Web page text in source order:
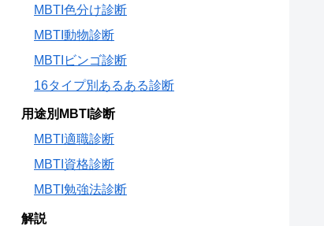
MBTI色分け診断
MBTI動物診断
MBTIビンゴ診断
16タイプ別あるある診断
用途別MBTI診断
MBTI適職診断
MBTI資格診断
MBTI勉強法診断
解説